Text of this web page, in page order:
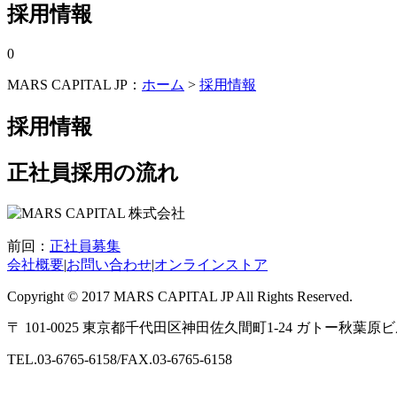
採用情報
0
MARS CAPITAL JP： ホーム > 採用情報
採用情報
正社員採用の流れ
前回： 正社員募集
会社概要|お問い合わせ|オンラインストア
Copyright © 2017 MARS CAPITAL JP All Rights Reserved.
〒 101-0025 東京都千代田区神田佐久間町1-24 ガトー秋葉原
TEL.03-6765-6158/FAX.03-6765-6158